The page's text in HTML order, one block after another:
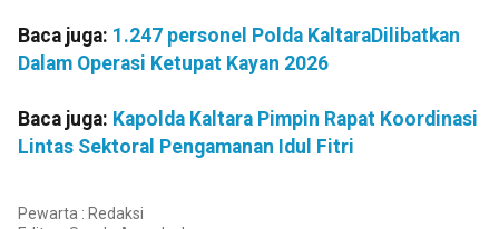
Baca juga: 1.247 personel Polda KaltaraDilibatkan
Dalam Operasi Ketupat Kayan 2026
Baca juga: Kapolda Kaltara Pimpin Rapat Koordinasi
Lintas Sektoral Pengamanan Idul Fitri
Pewarta : Redaksi